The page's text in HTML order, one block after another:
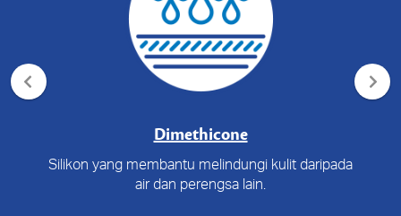
Dimethicone
Silikon yang membantu melindungi kulit daripada
air dan perengsa lain.